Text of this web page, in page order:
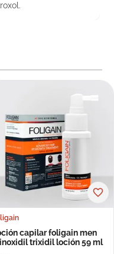
capilar foligain men
trixidil loción 59 ml